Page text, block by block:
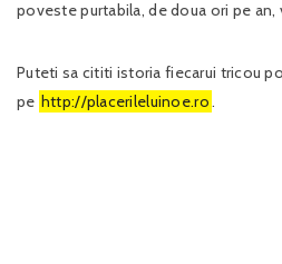
poveste purtabila, de doua ori pe an,
Puteti sa cititi istoria fiecarui tricou
pe http://placerileluinoe.ro.